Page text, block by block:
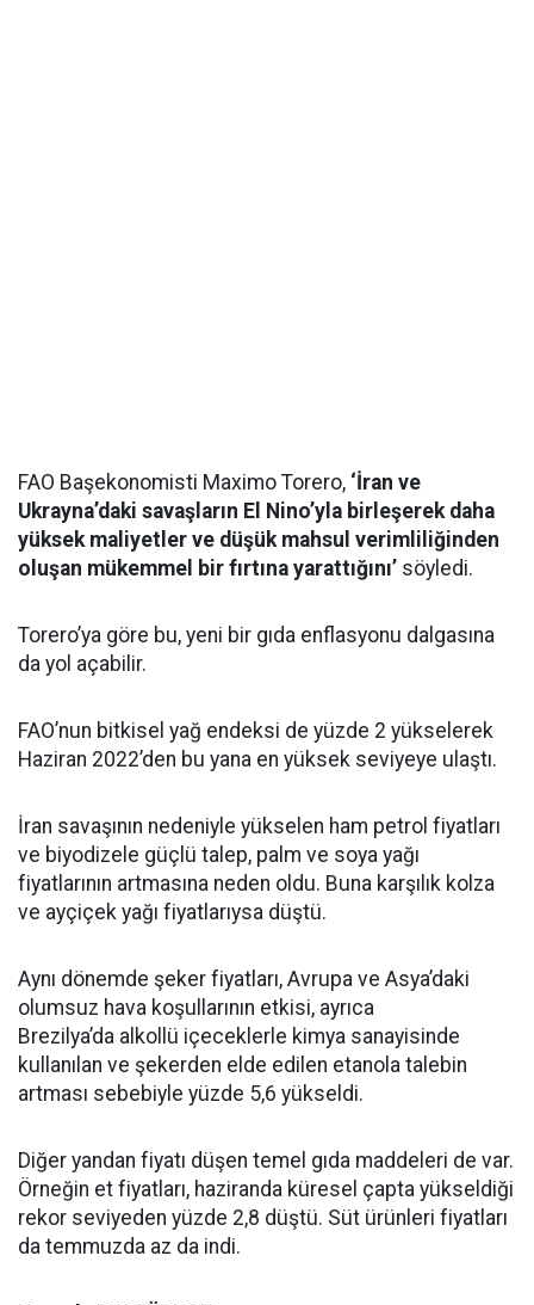
FAO Başekonomisti Maximo Torero, ‘İran ve
Ukrayna’daki savaşların El Nino’yla birleşerek daha
yüksek maliyetler ve düşük mahsul verimliliğinden
oluşan mükemmel bir fırtına yarattığını’ söyledi.
Torero’ya göre bu, yeni bir gıda enflasyonu dalgasına
da yol açabilir.
FAO’nun bitkisel yağ endeksi de yüzde 2 yükselerek
Haziran 2022’den bu yana en yüksek seviyeye ulaştı.
İran savaşının nedeniyle yükselen ham petrol fiyatları
ve biyodizele güçlü talep, palm ve soya yağı
fiyatlarının artmasına neden oldu. Buna karşılık kolza
ve ayçiçek yağı fiyatlarıysa düştü.
Aynı dönemde şeker fiyatları, Avrupa ve Asya’daki
olumsuz hava koşullarının etkisi, ayrıca
Brezilya’da alkollü içeceklerle kimya sanayisinde
kullanılan ve şekerden elde edilen etanola talebin
artması sebebiyle yüzde 5,6 yükseldi.
Diğer yandan fiyatı düşen temel gıda maddeleri de var.
Örneğin et fiyatları, haziranda küresel çapta yükseldiği
rekor seviyeden yüzde 2,8 düştü. Süt ürünleri fiyatları
da temmuzda az da indi.